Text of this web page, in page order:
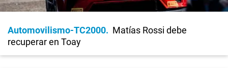
Automovilismo-TC2000
Matías Rossi debe
recuperar en Toay